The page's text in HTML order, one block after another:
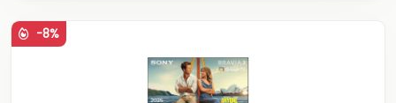
-8%